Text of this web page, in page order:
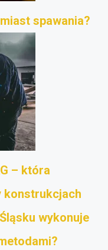
spawania?
– która
konstrukcjach
wykonuje